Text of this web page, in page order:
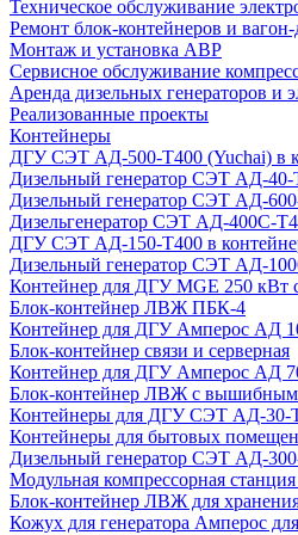
Техническое обслуживание
Ремонт блок-контейнеров и
Монтаж и установка АВР
Сервисное обслуживание
Аренда дизельных генераторов и
Реализованные проекты
Контейнеры
ДГУ СЭТ АД-500-Т400 (Yuchai) в
Дизельный генератор СЭТ АД-40-
Дизельный генератор СЭТ АД-
Дизельгенератор СЭТ АД-400С-
ДГУ СЭТ АД-150-Т400 в
Дизельный генератор СЭТ АД-
Контейнер для ДГУ MGE 250 кВт
Блок-контейнер ЛВЖ ПБК-4
Контейнер для ДГУ Амперос АД
Блок-контейнер связи и серверная
Контейнер для ДГУ Амперос АД
Блок-контейнер ЛВЖ с
Контейнеры для ДГУ СЭТ АД-30-
Контейнеры для бытовых
Дизельный генератор СЭТ АД-
Модульная компрессорная
Блок-контейнер ЛВЖ для
Кожух для генератора Амперос